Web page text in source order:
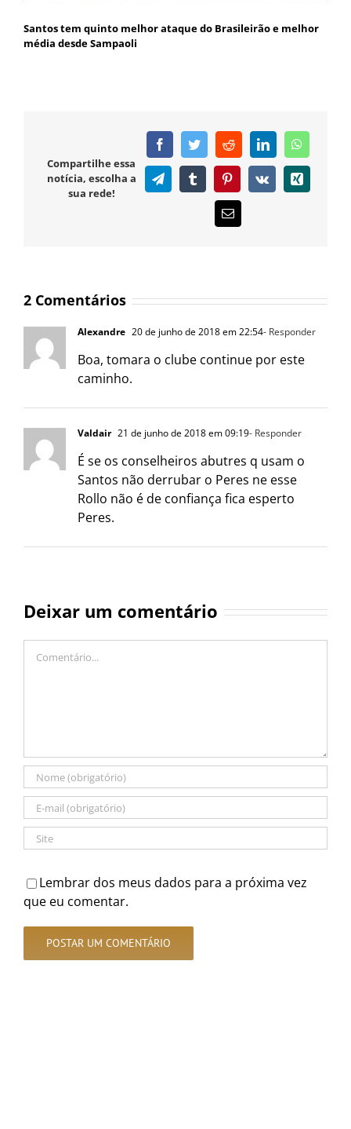
Santos tem quinto melhor ataque do Brasileirão e melhor
média desde Sampaoli
Compartilhe essa
notícia, escolha a
sua rede!
FacebookTwitterRedditLinkedIn
TelegramTumblr PinterestVk Xing
E-
mail
2 Comentários
Alexandre 20 de junho de 2018 em 22:54- Responder
Boa, tomara o clube continue por este
caminho.
Valdair 21 de junho de 2018 em 09:19- Responder
É se os conselheiros abutres q usam o
Santos não derrubar o Peres ne esse
Rollo não é de confiança fica esperto
Peres.
Deixar um comentário
Lembrar dos meus dados para a próxima vez
que eu comentar.